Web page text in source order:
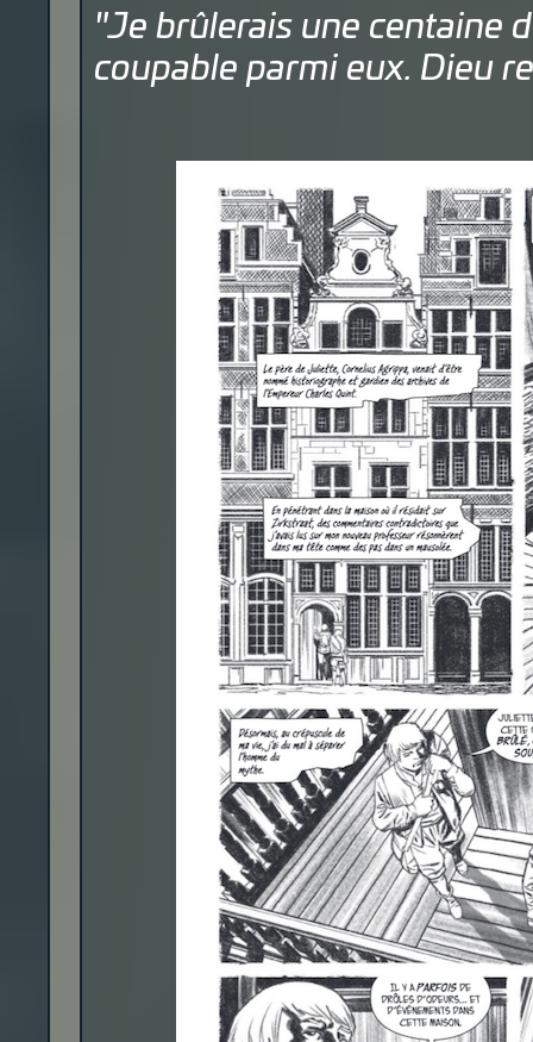
"Je brûlerais une centaine
coupable parmi eux. Dieu